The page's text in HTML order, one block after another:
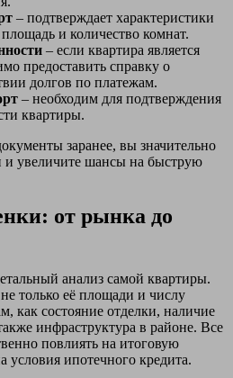
– подтверждает характеристики
и количество комнат.
– если квартира является
предоставить справку о
долгов по платежам.
– необходим для подтверждения
квартиры.
заранее, вы значительно
и увеличите шансы на быструю
от рынка до
анализ самой квартиры.
только её площади и числу
как состояние отделки, наличие
инфраструктура в районе. Все
повлиять на итоговую
условия ипотечного кредита.